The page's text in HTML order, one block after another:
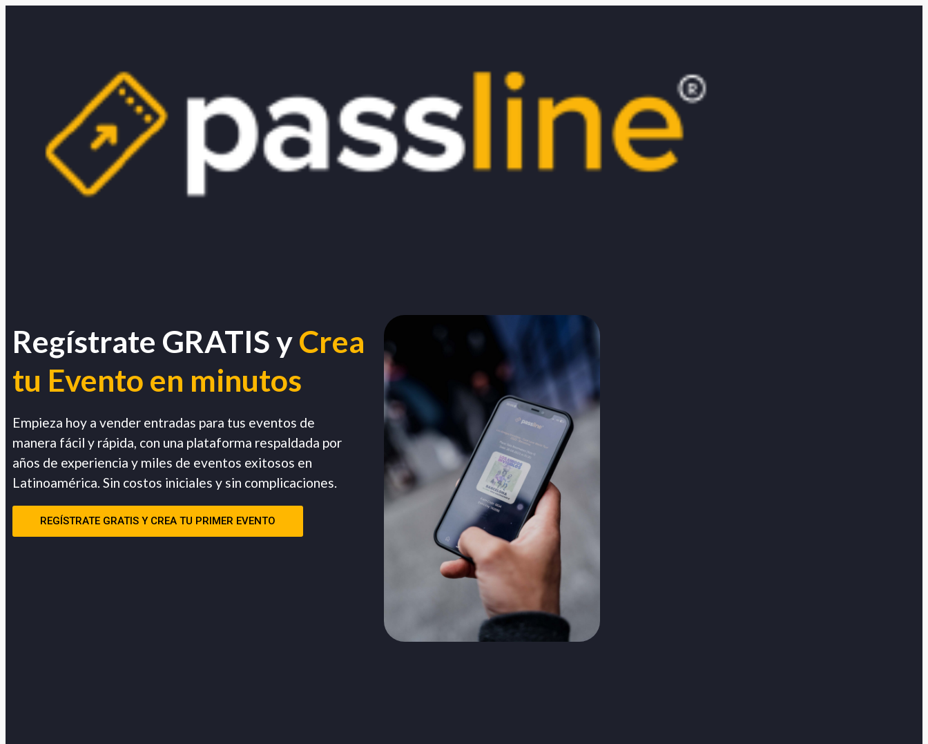
Regístrate GRATIS yCrea
tu Evento en minutos
Empieza hoy a vender entradas para tus eventos de
manera fácil y rápida, con una plataforma respaldada por
años de experiencia y miles de eventos exitosos en
Latinoamérica. Sin costos iniciales y sin complicaciones.
REGÍSTRATE GRATIS Y CREA TU PRIMER EVENTO